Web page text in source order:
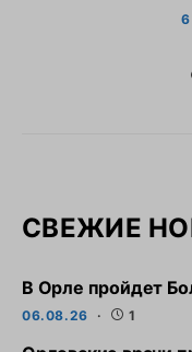
СВЕЖИЕ
В Орле пройдет
06.08.26 1